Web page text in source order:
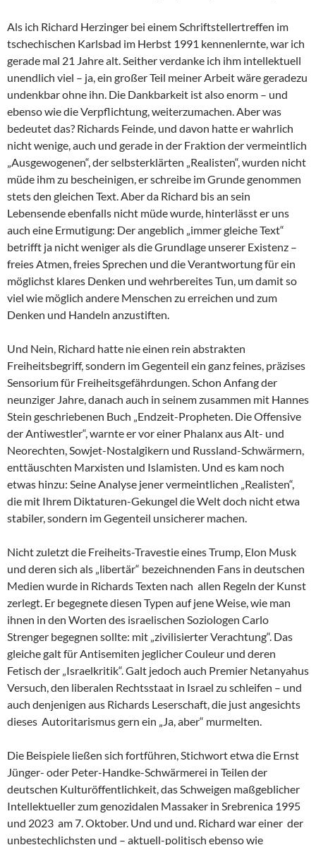
Als ich Richard Herzinger bei einem Schriftstellertreffen im
tschechischen Karlsbad im Herbst 1991 kennenlernte, war ich
gerade mal 21 Jahre alt. Seither verdanke ich ihm intellektuell
unendlich viel – ja, ein großer Teil meiner Arbeit wäre geradezu
undenkbar ohne ihn. Die Dankbarkeit ist also enorm – und
ebenso wie die Verpflichtung, weiterzumachen. Aber was
bedeutet das? Richards Feinde, und davon hatte er wahrlich
nicht wenige, auch und gerade in der Fraktion der vermeintlich
„Ausgewogenen“, der selbsterklärten „Realisten“, wurden nicht
müde ihm zu bescheinigen, er schreibe im Grunde genommen
stets den gleichen Text. Aber da Richard bis an sein
Lebensende ebenfalls nicht müde wurde, hinterlässt er uns
auch eine Ermutigung: Der angeblich „immer gleiche Text“
betrifft ja nicht weniger als die Grundlage unserer Existenz –
freies Atmen, freies Sprechen und die Verantwortung für ein
möglichst klares Denken und wehrbereites Tun, um damit so
viel wie möglich andere Menschen zu erreichen und zum
Denken und Handeln anzustiften.
Und Nein, Richard hatte nie einen rein abstrakten
Freiheitsbegriff, sondern im Gegenteil ein ganz feines, präzises
Sensorium für Freiheitsgefährdungen. Schon Anfang der
neunziger Jahre, danach auch in seinem zusammen mit Hannes
Stein geschriebenen Buch „Endzeit-Propheten. Die Offensive
der Antiwestler“, warnte er vor einer Phalanx aus Alt- und
Neorechten, Sowjet-Nostalgikern und Russland-Schwärmern,
enttäuschten Marxisten und Islamisten. Und es kam noch
etwas hinzu: Seine Analyse jener vermeintlichen „Realisten“,
die mit Ihrem Diktaturen-Gekungel die Welt doch nicht etwa
stabiler, sondern im Gegenteil unsicherer machen.
Nicht zuletzt die Freiheits-Travestie eines Trump, Elon Musk
und deren sich als „libertär“ bezeichnenden Fans in deutschen
Medien wurde in Richards Texten nach allen Regeln der Kunst
zerlegt. Er begegnete diesen Typen auf jene Weise, wie man
ihnen in den Worten des israelischen Soziologen Carlo
Strenger begegnen sollte: mit „zivilisierter Verachtung“. Das
gleiche galt für Antisemiten jeglicher Couleur und deren
Fetisch der „Israelkritik“. Galt jedoch auch Premier Netanyahus
Versuch, den liberalen Rechtsstaat in Israel zu schleifen – und
auch denjenigen aus Richards Leserschaft, die just angesichts
dieses Autoritarismus gern ein „Ja, aber“ murmelten.
Die Beispiele ließen sich fortführen, Stichwort etwa die Ernst
Jünger- oder Peter-Handke-Schwärmerei in Teilen der
deutschen Kulturöffentlichkeit, das Schweigen maßgeblicher
Intellektueller zum genozidalen Massaker in Srebrenica 1995
und 2023 am 7. Oktober. Und und und. Richard war einer der
unbestechlichsten und – aktuell-politisch ebenso wie